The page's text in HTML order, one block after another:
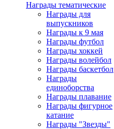
Награды тематические
Награды для
выпускников
Награды к 9 мая
Награды футбол
Награды хоккей
Награды волейбол
Награды баскетбол
Награды
единоборства
Награды плавание
Награды фигурное
катание
Награды "Звезды"